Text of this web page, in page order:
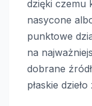
dzięki czemu
nasycone
punktowe
na
dobrane
płaskie